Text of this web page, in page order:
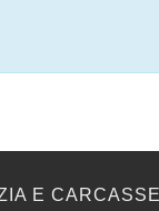
E CARCASSE